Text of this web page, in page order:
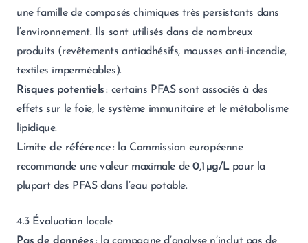
une famille de composés chimiques très persistants dans
l’environnement. Ils sont utilisés dans de nombreux
produits (revêtements antiadhésifs, mousses anti‑incendie,
textiles imperméables).
Risques potentiels: certains PFAS sont associés à des
effets sur le foie, le système immunitaire et le métabolisme
lipidique.
Limite de référence: la Commission européenne
recommande une valeur maximale de0,1 µg/Lpour la
plupart des PFAS dans l’eau potable.
4.3 Évaluation locale